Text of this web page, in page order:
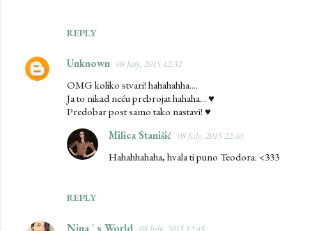
REPLY
Unknown 08 July, 2015 12:32
OMG koliko stvari! hahahahha....
Ja to nikad neću prebrojat hahaha... ♥
Predobar post samo tako nastavi! ♥
REPLY
Milica Stanišić 08 July, 2015 22:40
Hahahhahaha, hvala ti puno Teodora. <333
Nina ' s World